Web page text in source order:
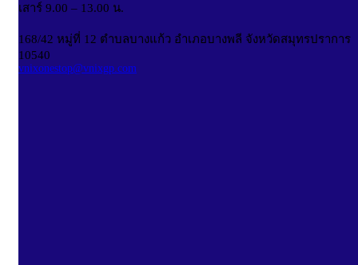
เสาร์ 9.00 – 13.00 น.
168/42 หมู่ที่ 12 ตำบลบางแก้ว อำเภอบางพลี จังหวัดสมุทรปราการ
10540
vnixonestop@vnixgp.com